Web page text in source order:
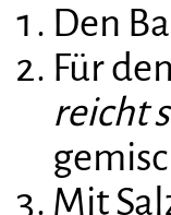
Den
Für
reicht
Mit